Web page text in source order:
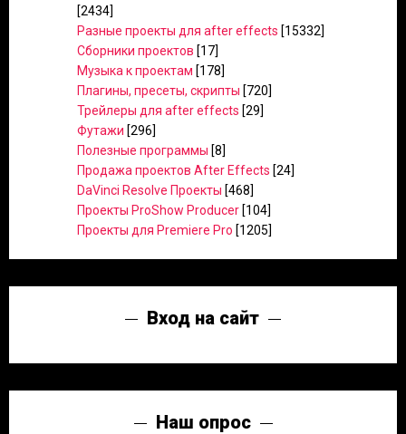
[2434]
Разные проекты для after effects [15332]
Сборники проектов [17]
Музыка к проектам [178]
Плагины, пресеты, скрипты [720]
Трейлеры для after effects [29]
Футажи [296]
Полезные программы [8]
Продажа проектов After Effects [24]
DaVinci Resolve Проекты [468]
Проекты ProShow Producer [104]
Проекты для Premiere Pro [1205]
Вход на сайт
Наш опрос